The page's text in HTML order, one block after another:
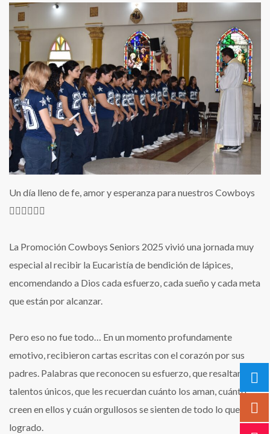
Un día lleno de fe, amor y esperanza para nuestros Cowboys
❤‍🔥🙏🏻✍🏻
La Promoción Cowboys Seniors 2025 vivió una jornada muy
especial al recibir la Eucaristía de bendición de lápices,
encomendando a Dios cada esfuerzo, cada sueño y cada meta
que están por alcanzar.
Pero eso no fue todo… En un momento profundamente
emotivo, recibieron cartas escritas con el corazón por sus
padres. Palabras que reconocen su esfuerzo, que resaltan sus
talentos únicos, que les recuerdan cuánto los aman, cuánto
creen en ellos y cuán orgullosos se sienten de todo lo que han
logrado.